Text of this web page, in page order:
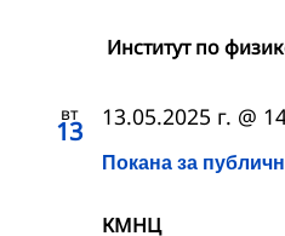
Институт по
вт
13
Покана за
13.05.2025 г. @
КМНЦ